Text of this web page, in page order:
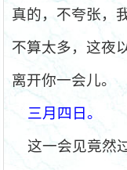
真的，不夸张，
不算太多，这夜
离开你一会儿。
三月四日。
这一会见竟然